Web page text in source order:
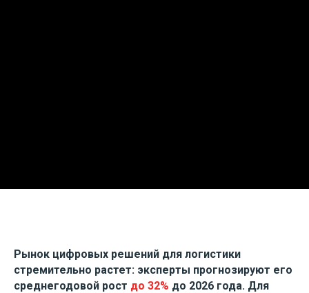
Рынок цифровых решений для логистики
стремительно растет: эксперты прогнозируют его
среднегодовой рост до 32% до 2026 года. Для